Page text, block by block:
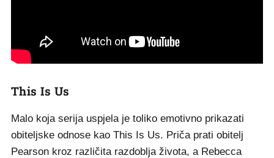
This Is Us
Malo koja serija uspjela je toliko emotivno prikazati
obiteljske odnose kao This Is Us. Priča prati obitelj
Pearson kroz različita razdoblja života, a Rebecca